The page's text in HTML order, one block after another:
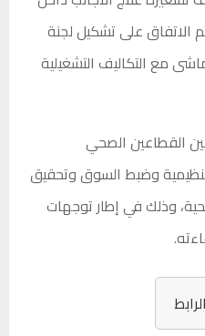
الاتفاق على تشكيل لجنة
مع التكاليف التشغيلية
القطاعين الصحي
وضبط السوق وتحقيق
وذلك في إطار توجهات